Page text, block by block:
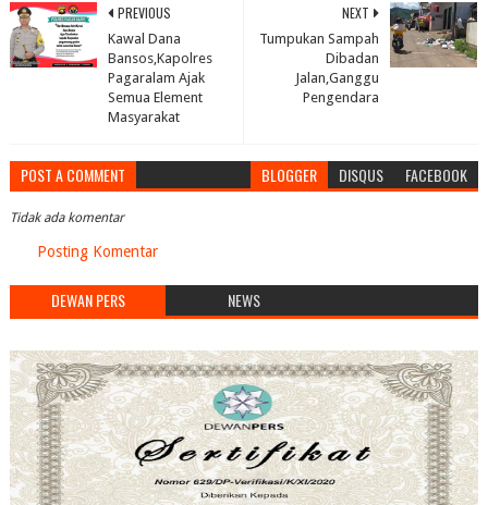
NEXT
Tumpukan Sampah
Dibadan
Jalan,Ganggu
Pengendara
PREVIOUS
Kawal Dana
Bansos,Kapolres
Pagaralam Ajak
Semua Element
Masyarakat
POST A COMMENT BLOGGER DISQUS FACEBOOK
Tidak ada komentar
Posting Komentar
DEWAN PERS NEWS